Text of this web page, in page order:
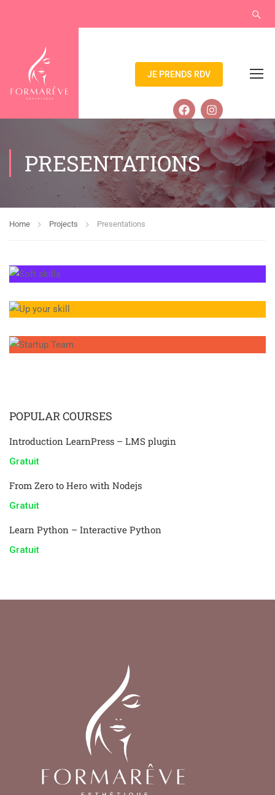
JE PRENDS RDV
PRESENTATIONS
Home Projects Presentations
POPULAR COURSES
Introduction LearnPress – LMS plugin
Gratuit
From Zero to Hero with Nodejs
Gratuit
Learn Python – Interactive Python
Gratuit